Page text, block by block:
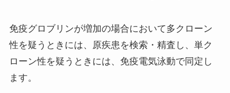
免疫グロブリンが増加の場合において多クローン
性を疑うときには、原疾患を検索・精査し、単ク
ローン性を疑うときには、免疫電気泳動で同定し
ます。